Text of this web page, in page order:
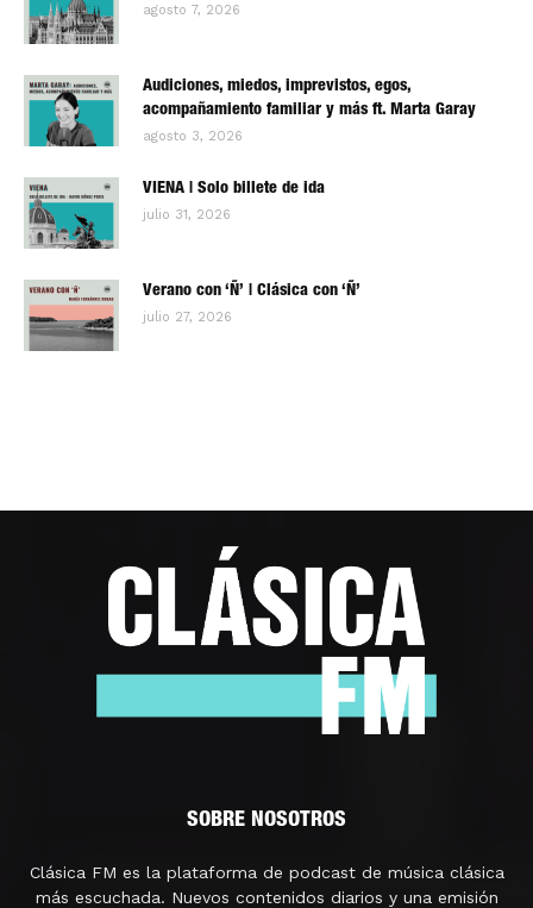
agosto 7, 2026
Audiciones, miedos, imprevistos, egos,
acompañamiento familiar y más ft. Marta Garay
agosto 3, 2026
VIENA | Solo billete de ida
julio 31, 2026
Verano con ‘Ñ’ | Clásica con ‘Ñ’
julio 27, 2026
SOBRE NOSOTROS
Clásica FM es la plataforma de podcast de música clásica
más escuchada. Nuevos contenidos diarios y una emisión